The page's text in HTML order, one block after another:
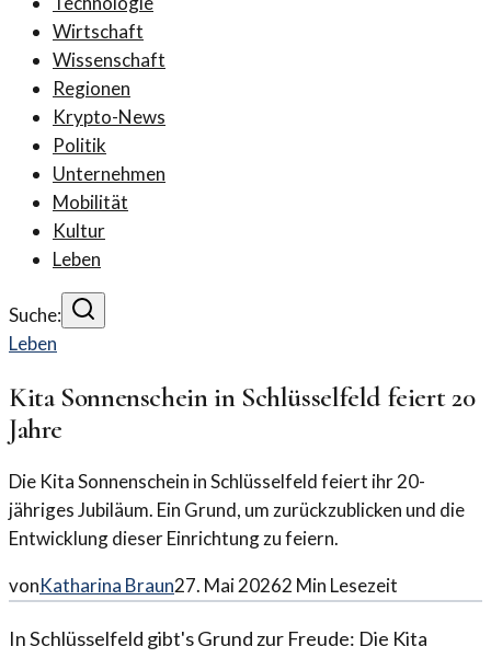
Wirtschaft
Wissenschaft
Regionen
Krypto-News
Politik
Unternehmen
Mobilität
Kultur
Leben
Suche:
Leben
Kita Sonnenschein in Schlüsselfeld feiert 20
Jahre
Die Kita Sonnenschein in Schlüsselfeld feiert ihr 20-
jähriges Jubiläum. Ein Grund, um zurückzublicken und die
Entwicklung dieser Einrichtung zu feiern.
vonKatharina Braun27. Mai 20262 Min Lesezeit
In Schlüsselfeld gibt's Grund zur Freude: Die Kita